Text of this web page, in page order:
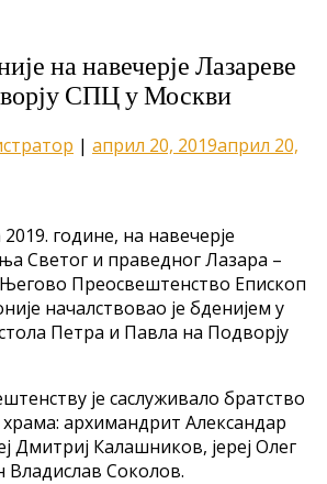
на навечерје Лазареве
СПЦ у Москви
| април 20, 2019април 20,
године, на навечерје
Светог и праведног Лазара –
Преосвештенство Епископ
началствовао је бденијем у
Петра и Павла на Подворју
је саслуживало братство
архимандрит Александар
Дмитриј Калашников, јереј Олег
Соколов.